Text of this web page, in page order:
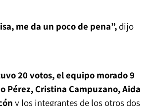
me da un poco de pena”,dijo
20 votos, el equipo morado 9
Pérez, Cristina Campuzano, Aida
y los integrantes de los otros dos